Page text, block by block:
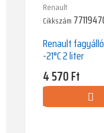
Renault
Cikkszám
Renault fagyálló
-21°C 2 liter
Ár
4 570 Ft